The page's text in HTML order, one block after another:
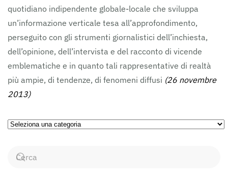
quotidiano indipendente globale-locale che sviluppa
un’informazione verticale tesa all’approfondimento,
perseguito con gli strumenti giornalistici dell’inchiesta,
dell’opinione, dell’intervista e del racconto di vicende
emblematiche e in quanto tali rappresentative di realtà
più ampie, di tendenze, di fenomeni diffusi (26 novembre
2013)
Ricerca
Categorie